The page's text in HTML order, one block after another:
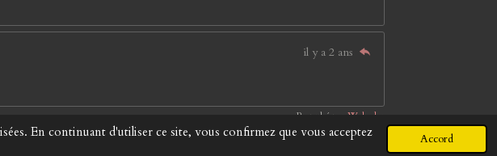
En continuant d'utiliser ce site, vous confirmez que vous acceptez
Accord
il y a 2 ans
Propulsé par Webador